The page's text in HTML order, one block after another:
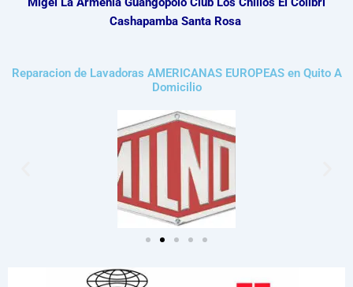
Cashapamba Santa Rosa
Reparacion de Lavadoras AMERICANAS EUROPEAS en Quito A
Domicilio